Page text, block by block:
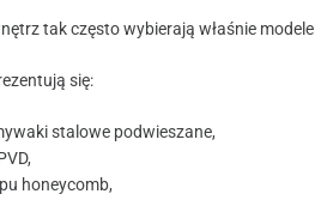
tak często wybierają właśnie
się:
stalowe podwieszane,
honeycomb,